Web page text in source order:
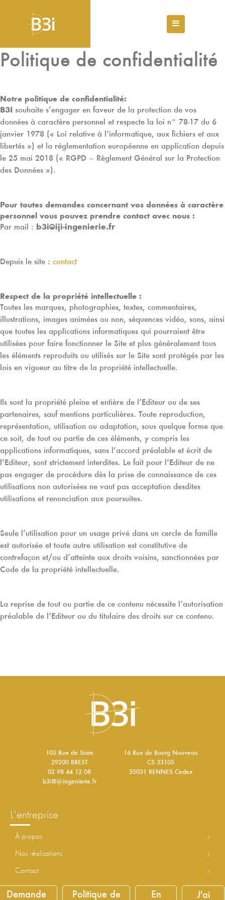
Politique de confidentialité
Notre politique de confidentialité:
B3I souhaite s’engager en faveur de la protection de vos
données à caractère personnel et respecte la loi n° 78-17 du 6
janvier 1978 (« Loi relative à l’informatique, aux fichiers et aux
libertés ») et la réglementation européenne en application depuis
le 25 mai 2018 (« RGPD – Règlement Général sur la Protection
des Données »).
Pour toutes demandes concernant vos données à caractère
personnel vous pouvez prendre contact avec nous :
Par mail : b3i@iji-ingenierie.fr
Depuis le site : contact
Respect de la propriété intellectuelle :
Toutes les marques, photographies, textes, commentaires,
illustrations, images animées ou non, séquences vidéo, sons, ainsi
que toutes les applications informatiques qui pourraient être
utilisées pour faire fonctionner le Site et plus généralement tous
les éléments reproduits ou utilisés sur le Site sont protégés par les
lois en vigueur au titre de la propriété intellectuelle.
Ils sont la propriété pleine et entière de l’Editeur ou de ses
partenaires, sauf mentions particulières. Toute reproduction,
représentation, utilisation ou adaptation, sous quelque forme que
ce soit, de tout ou partie de ces éléments, y compris les
applications informatiques, sans l’accord préalable et écrit de
l’Editeur, sont strictement interdites. Le fait pour l’Editeur de ne
pas engager de procédure dès la prise de connaissance de ces
utilisations non autorisées ne vaut pas acceptation desdites
utilisations et renonciation aux poursuites.
Seule l’utilisation pour un usage privé dans un cercle de famille
est autorisée et toute autre utilisation est constitutive de
contrefaçon et/ou d’atteinte aux droits voisins, sanctionnées par
Code de la propriété intellectuelle.
La reprise de tout ou partie de ce contenu nécessite l’autorisation
préalable de l’Editeur ou du titulaire des droits sur ce contenu.
105 Rue de Siam
29200 BREST
02 98 44 12 08
b3i@iji-ingenierie.fr
16 Rue du Bourg Nouveau
CS 33105
35031 RENNES Cedex
l'entreprise
à propos
nos réalisations
contact
Demande Politique de En J'ai